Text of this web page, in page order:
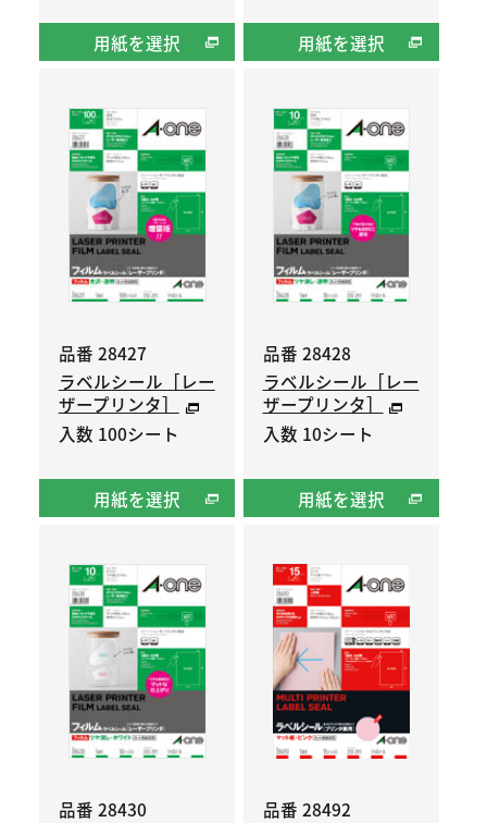
用紙を選択 用紙を選択
品番 28427
ラベルシール［レー
ザープリンタ］
入数 100シート
用紙を選択
品番 28428
ラベルシール［レー
ザープリンタ］
入数 10シート
用紙を選択
品番 28430
品番 28492